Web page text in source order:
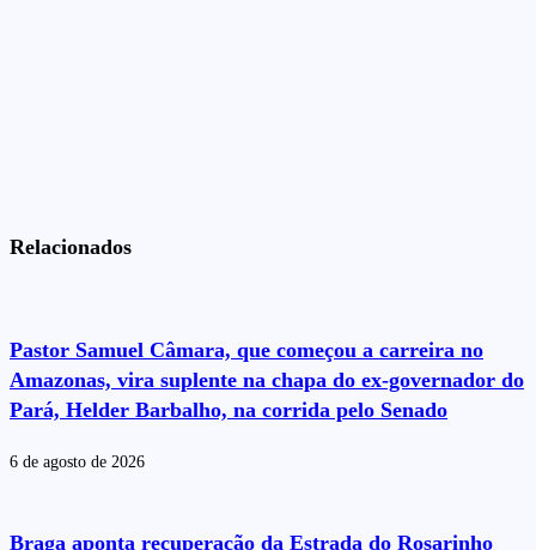
Relacionados
Pastor Samuel Câmara, que começou a carreira no
Amazonas, vira suplente na chapa do ex-governador do
Pará, Helder Barbalho, na corrida pelo Senado
6 de agosto de 2026
Braga aponta recuperação da Estrada do Rosarinho